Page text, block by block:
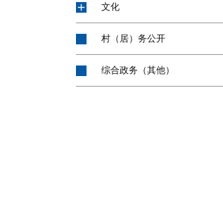
文化
村（居）务公开
综合政务（其他）